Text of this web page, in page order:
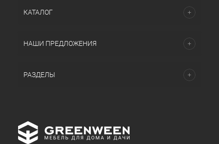
КАТАЛОГ
НАШИ ПРЕДЛОЖЕНИЯ
РАЗДЕЛЫ